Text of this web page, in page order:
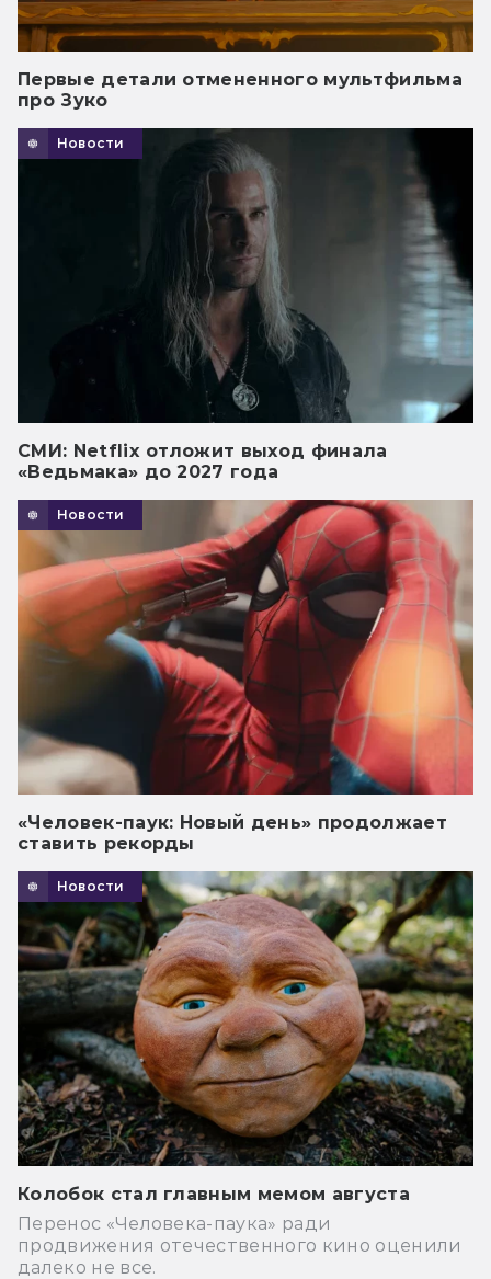
Первые детали отмененного мультфильма
про Зуко
Новости
СМИ: Netflix отложит выход финала
«Ведьмака» до 2027 года
Новости
«Человек-паук: Новый день» продолжает
ставить рекорды
Новости
Колобок стал главным мемом августа
Перенос «Человека-паука» ради
продвижения отечественного кино оценили
далеко не все.